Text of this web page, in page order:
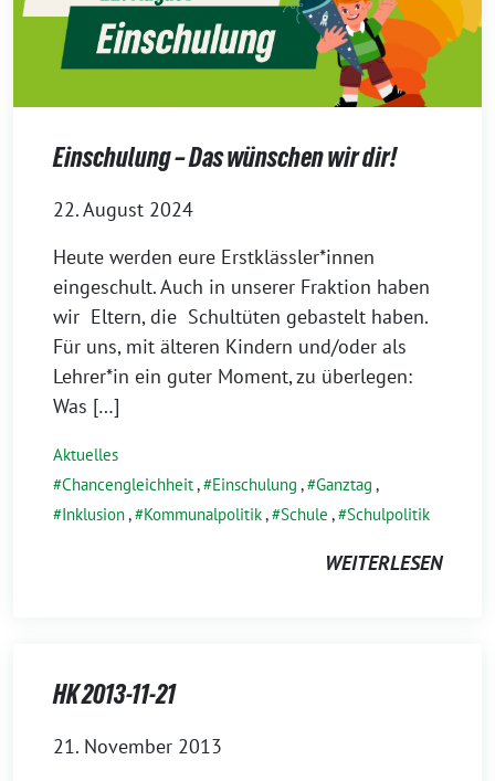
Einschulung – Das wünschen wir dir!
22. August 2024
Heute werden eure Erstklässler*innen
eingeschult. Auch in unserer Fraktion haben
wir Eltern, die Schultüten gebastelt haben.
Für uns, mit älteren Kindern und/oder als
Lehrer*in ein guter Moment, zu überlegen:
Was […]
Aktuelles
Chancengleichheit, Einschulung , Ganztag ,
Inklusion, Kommunalpolitik, Schule , Schulpolitik
WEITERLESEN
HK 2013-11-21
21. November 2013